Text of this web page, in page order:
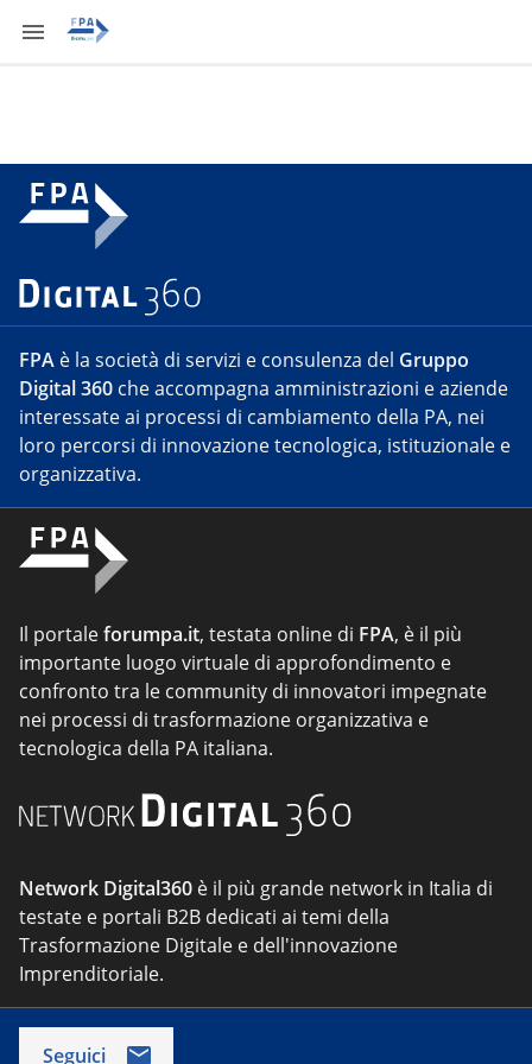
FPA è la società di servizi e consulenza del Gruppo
Digital 360 che accompagna amministrazioni e aziende
interessate ai processi di cambiamento della PA, nei
loro percorsi di innovazione tecnologica, istituzionale e
organizzativa.
Il portaleforumpa.it, testata online di FPA, è il più
importante luogo virtuale di approfondimento e
confronto tra le community di innovatori impegnate
nei processi di trasformazione organizzativa e
tecnologica della PA italiana.
Network Digital360 è il più grande network in Italia di
testate e portali B2B dedicati ai temi della
Trasformazione Digitale e dell'innovazione
Imprenditoriale.
Seguici